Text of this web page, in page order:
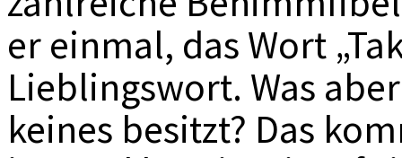
er einmal, das Wort
Lieblingswort. Was
keines besitzt? Das